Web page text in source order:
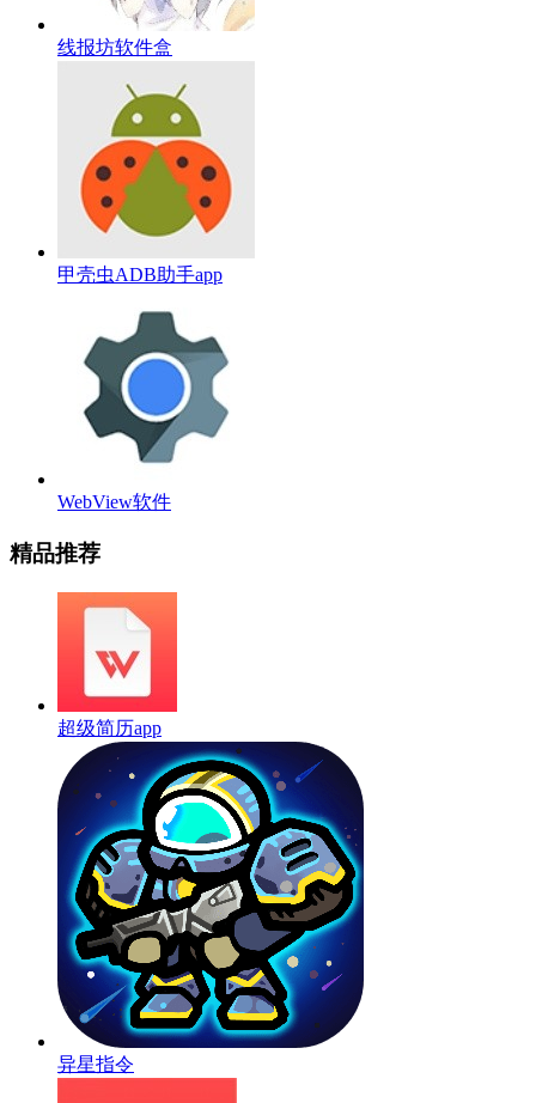
线报坊软件盒
甲壳虫ADB助手app
WebView软件
精品推荐
超级简历app
异星指令